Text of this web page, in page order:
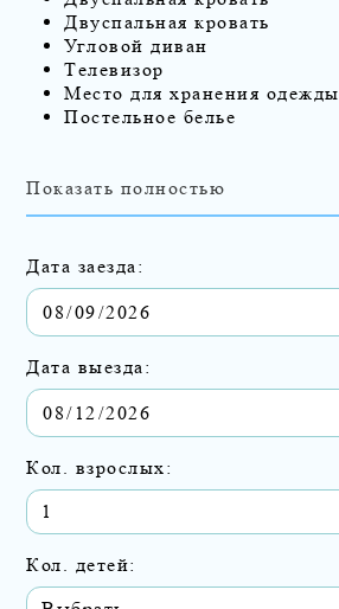
Двуспальная кровать
Угловой диван
Телевизор
Место для хранения одежды
Постельное белье
Показать полностью
Дата заезда:
Дата выезда:
Кол. взрослых:
Кол. детей: